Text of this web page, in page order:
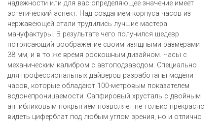
надежности или для вас определяющее значение имеет
эстетический аспект. Над созданием корпуса часов из
нержавеющей стали трудились лучшие мастера
мануфактуры. В результате чего получился шедевр
потрясающий воображение своим изящными размерами
38 мм, и в то же время роскошным дизайном. Часы с
механическим калибром с автоподзаводом. Специально
для профессиональных дайверов разработаны модели
часов, которые обладают 100-метровым показателем
водонепроницаемости. Сапфировый хрусталь с двойным
антибликовым покрытием позволяет не только прекрасно
видеть циферблат под любым углом зрения, но и отлично